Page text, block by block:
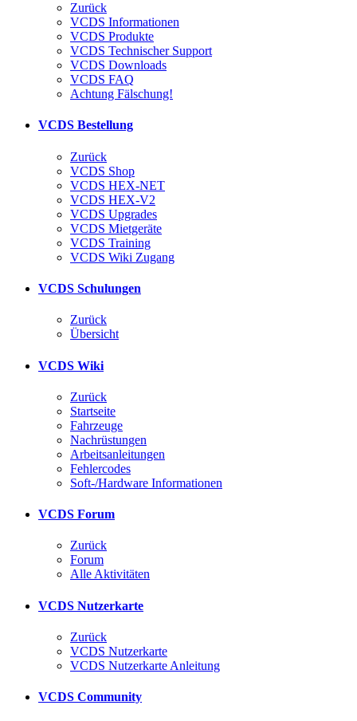
Zurück
VCDS Informationen
VCDS Produkte
VCDS Technischer Support
VCDS Downloads
VCDS FAQ
Achtung Fälschung!
VCDS Bestellung
Zurück
VCDS Shop
VCDS HEX-NET
VCDS HEX-V2
VCDS Upgrades
VCDS Mietgeräte
VCDS Training
VCDS Wiki Zugang
VCDS Schulungen
Zurück
Übersicht
VCDS Wiki
Zurück
Startseite
Fahrzeuge
Nachrüstungen
Arbeitsanleitungen
Fehlercodes
Soft-/Hardware Informationen
VCDS Forum
Zurück
Forum
Alle Aktivitäten
VCDS Nutzerkarte
Zurück
VCDS Nutzerkarte
VCDS Nutzerkarte Anleitung
VCDS Community